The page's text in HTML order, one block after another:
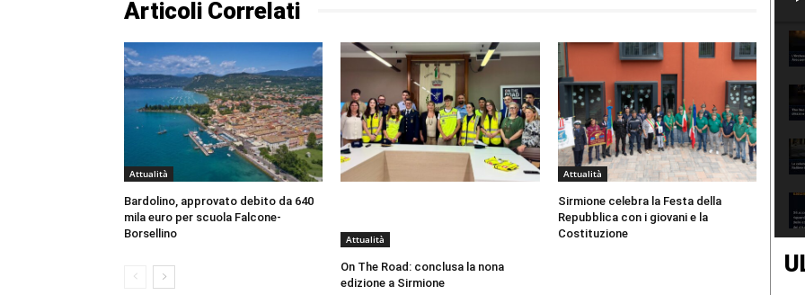
Articoli Correlati
Attualità
Bardolino, approvato debito da 640
mila euro per scuola Falcone-
Borsellino
Attualità
On The Road: conclusa la nona
edizione a Sirmione
Attualità
Sirmione celebra la Festa della
Repubblica con i giovani e la
Costituzione